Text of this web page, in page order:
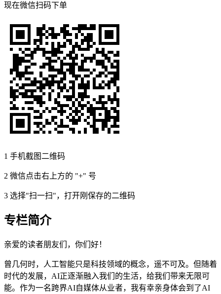
现在微信扫码下单
1 手机截图二维码
2 微信点击右上方的 "+" 号
3 选择"扫一扫"，打开刚保存的二维码
专栏简介
亲爱的读者朋友们，你们好！
曾几何时，人工智能只是科技领域的概念，遥不可及。但随着
时代的发展，AI正逐渐融入我们的生活，给我们带来无限可
能。作为一名跨界AI自媒体从业者，我有幸亲身体会到了AI